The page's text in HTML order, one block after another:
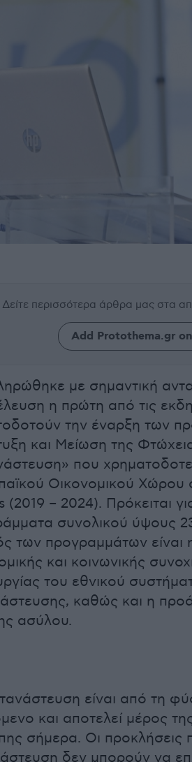
Δείτε περισσότερα άρθρα μας στα
Add Protothema.gr
με σημαντική
η πρώτη από τις
την έναρξη των
και Μείωση της
που
Οικονομικού Χώρου
(2019 – 2024). Πρόκειται
συνολικού ύψους
των προγραμμάτων είναι
και κοινωνικής
του εθνικού
καθώς και η
ασύλου.
είναι από τη
και αποτελεί μέρος
σήμερα. Οι προκλήσεις
δεν μπορούν να